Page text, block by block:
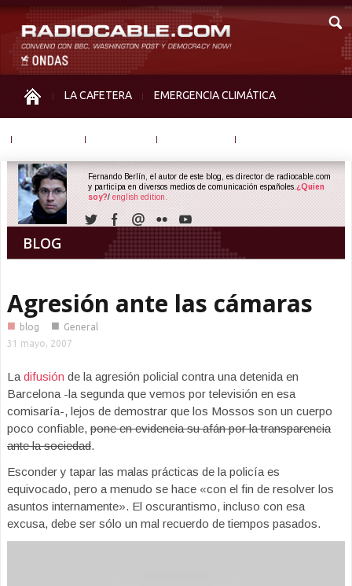
LA CAFETERA EMERGENCIA CLIMÁTICA
BLOG
Fernando Berlín, el autor de este blog, es director de radiocable.com
y participa en diversos medios de comunicación españoles. ¿Quien
soy?/ english edition.
Agresión ante las cámaras
■ blog ■ General
31 mayo, 2007
La difusión de la agresión policial contra una detenida en
Barcelona -la segunda que vemos por televisión en esa
comisaría-, lejos de demostrar que los Mossos son un cuerpo
poco confiable, pone en evidencia su afán por la transparencia
ante la sociedad.
Esconder y tapar las malas prácticas de la policía es
equivocado, pero a menudo se hace «con el fin de resolver los
asuntos internamente». El oscurantismo, incluso con esa
excusa, debe ser sólo un mal recuerdo de tiempos pasados.